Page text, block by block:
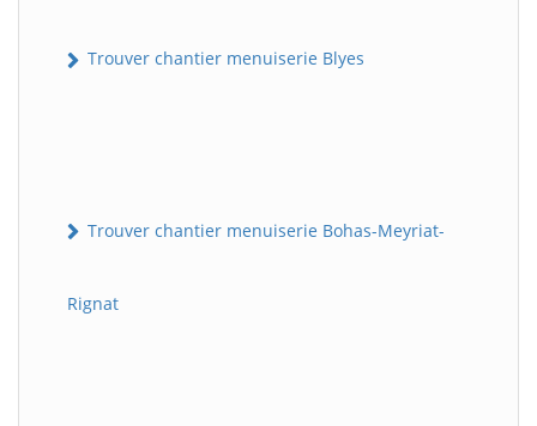
Trouver chantier menuiserie Blyes
Trouver chantier menuiserie Bohas-Meyriat-
Rignat